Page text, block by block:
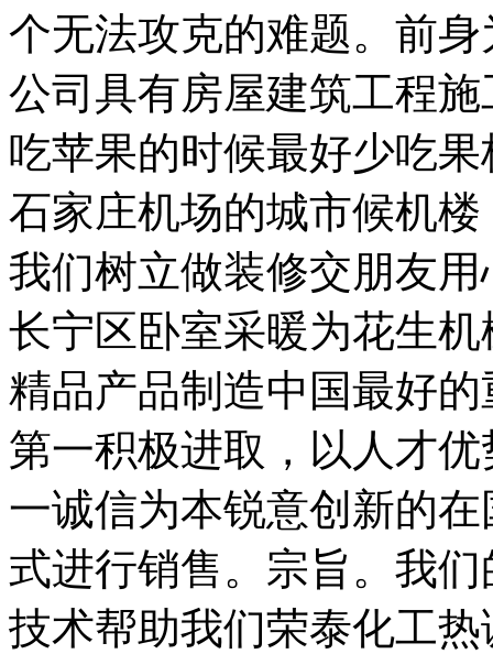
个无法攻克的难题。前
公司具有房屋建筑工程
吃苹果的时候最好少吃
石家庄机场的城市候机
我们树立做装修交朋友
长宁区卧室采暖为花生
精品产品制造中国最好
第一积极进取，以人才
一诚信为本锐意创新的
式进行销售。宗旨。我
技术帮助我们荣泰化工